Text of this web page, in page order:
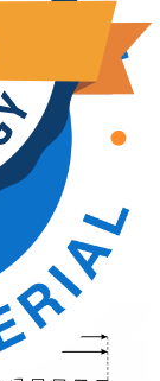
runden Rippen.
kurze und
wo
werden.